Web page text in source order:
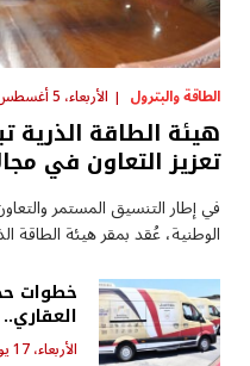
الطاقة والبترول الأربعاء، 5 أغسطس 2026 - 2:03 م
هيئة الطاقة الذرية
تعزيز التعاون في
في إطار التنسيق المستمر
الوطنية، عُقد بمقر هيئة الطاقة
خطوات
الأربعاء، 17 يونيو 2026 - 7:58 م